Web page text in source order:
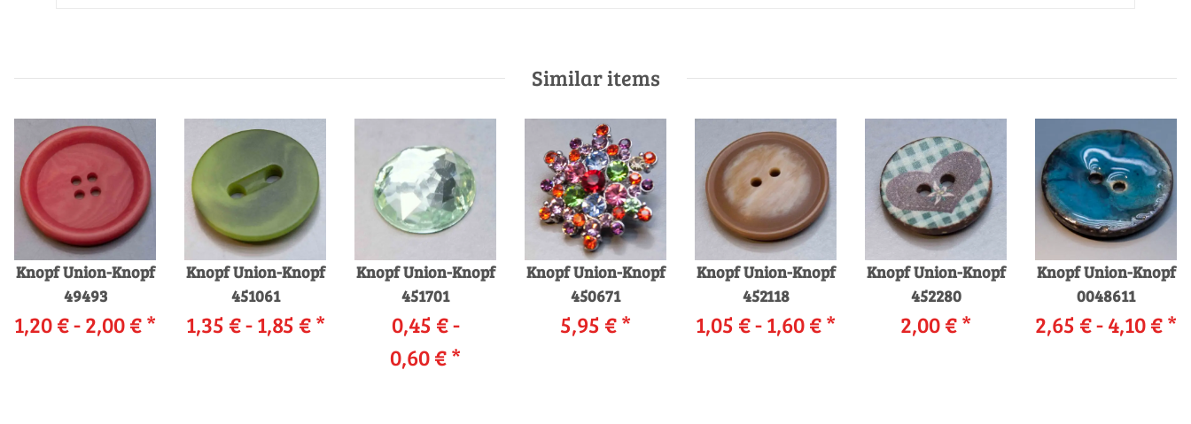
Similar items
Knopf Union-Knopf
49493
1,20 € -2,00 €*
Knopf Union-Knopf
451061
1,35 € -1,85 €*
Knopf Union-Knopf
451701
0,45 € -
0,60 €*
Knopf Union-Knopf
450671
5,95 €*
Knopf Union-Knopf
452118
1,05 € -1,60 €*
Knopf Union-Knopf
452280
2,00 €*
Knopf Union-Knopf
0048611
2,65 € -4,10 €*